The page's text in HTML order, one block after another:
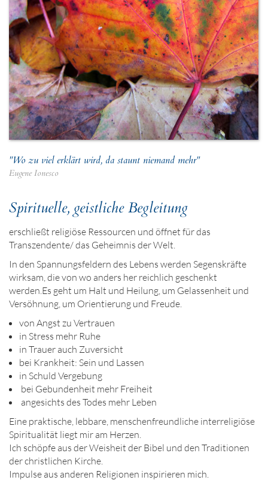
"Wo zu viel erklärt wird, da staunt niemand mehr"
Eugene Ionesco
Spirituelle, geistliche Begleitung
erschließt religiöse Ressourcen und öffnet für das
Transzendente/ das Geheimnis der Welt.
In den Spannungsfeldern des Lebens werden Segenskräfte
wirksam, die von wo anders her reichlich geschenkt
werden.Es geht um Halt und Heilung, um Gelassenheit und
Versöhnung, um Orientierung und Freude.
von Angst zu Vertrauen
in Stress mehr Ruhe
in Trauer auch Zuversicht
bei Krankheit: Sein und Lassen
in Schuld Vergebung
bei Gebundenheit mehr Freiheit
angesichts des Todes mehr Leben
Eine praktische, lebbare, menschenfreundliche interreligiöse
Spiritualität liegt mir am Herzen.
Ich schöpfe aus der Weisheit der Bibel und den Traditionen
der christlichen Kirche.
Impulse aus anderen Religionen inspirieren mich.